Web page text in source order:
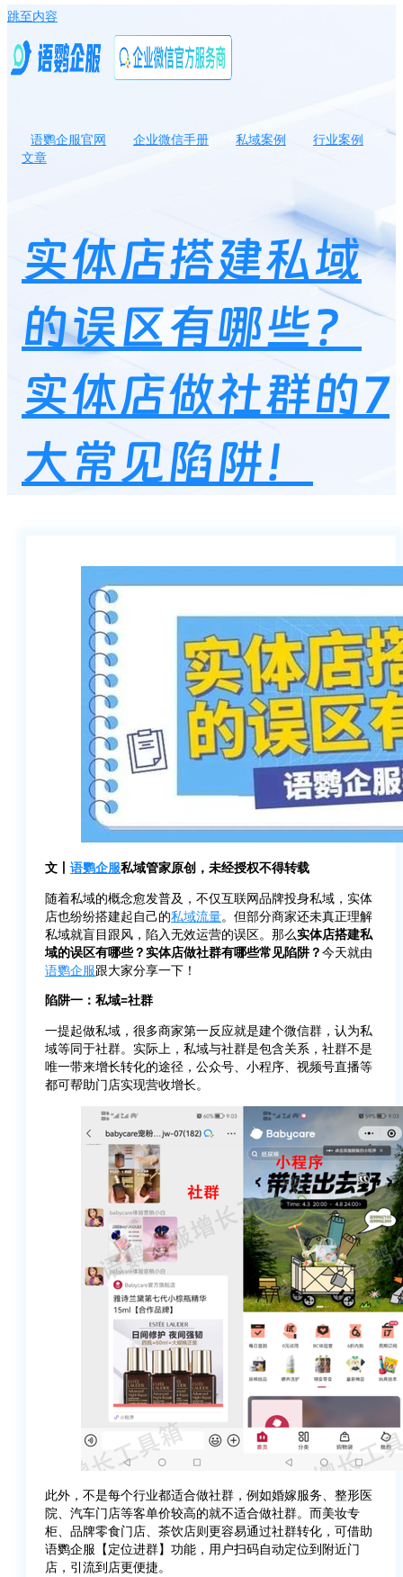
跳至内容
语鹦企服官网 企业微信手册 私域案例
行业案例
文章
实体店搭建私域
的误区有哪些？
实体店做社群的7
大常见陷阱！
文丨 语鹦企服私域管家原创，未经授权不得转载
随着私域的概念愈发普及，不仅互联网品牌投身私域，实体
店也纷纷搭建起自己的私域流量。但部分商家还未真正理解
私域就盲目跟风，陷入无效运营的误区。那么实体店搭建私
域的误区有哪些？实体店做社群有哪些常见陷阱？今天就由
语鹦企服跟大家分享一下！
陷阱一：私域=社群
一提起做私域，很多商家第一反应就是建个微信群，认为私
域等同于社群。实际上，私域与社群是包含关系，社群不是
唯一带来增长转化的途径，公众号、小程序、视频号直播等
都可帮助门店实现营收增长。
此外，不是每个行业都适合做社群，例如婚嫁服务、整形医
院、汽车门店等客单价较高的就不适合做社群。而美妆专
柜、品牌零食门店、茶饮店则更容易通过社群转化，可借助
语鹦企服【定位进群】功能，用户扫码自动定位到附近门
店，引流到店更便捷。